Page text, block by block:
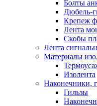
Болты
Дюбель-
Крепеж
Лента
Скобы
Лента
Материалы
Изолента
Наконечники,
Гильзы